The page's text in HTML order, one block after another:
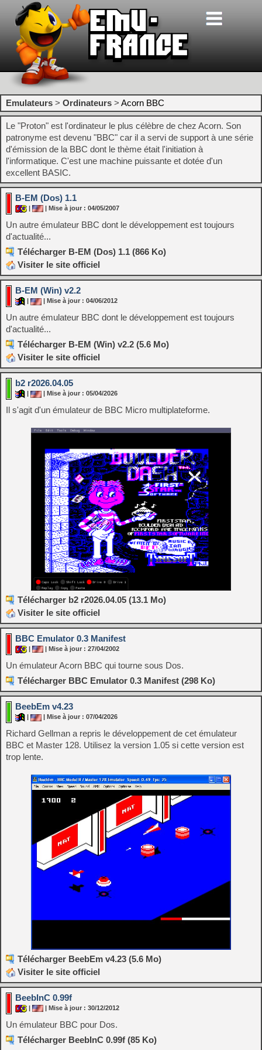
Emulateurs > Ordinateurs > Acorn BBC
Le "Proton" est l'ordinateur le plus célèbre de chez Acorn. Son
patronyme est devenu "BBC" car il a servi de support à une série
d'émission de la BBC dont le thème était l'initiation à
l'informatique. C'est une machine puissante et dotée d'un
excellent BASIC.
B-EM (Dos) 1.1
| | Mise à jour : 04/05/2007
Un autre émulateur BBC dont le développement est toujours
d'actualité...
Télécharger B-EM (Dos) 1.1 (866 Ko)
Visiter le site officiel
B-EM (Win) v2.2
| Mise à jour : 04/06/2012
Un autre émulateur BBC dont le développement est toujours
d'actualité...
Télécharger B-EM (Win) v2.2 (5.6 Mo)
Visiter le site officiel
b2 r2026.04.05
| Mise à jour : 05/04/2026
Il s'agit d'un émulateur de BBC Micro multiplateforme.
Télécharger b2 r2026.04.05 (13.1 Mo)
Visiter le site officiel
BBC Emulator 0.3 Manifest
| Mise à jour : 27/04/2002
Un émulateur Acorn BBC qui tourne sous Dos.
Télécharger BBC Emulator 0.3 Manifest (298 Ko)
BeebEm v4.23
| Mise à jour : 07/04/2026
Richard Gellman a repris le développement de cet émulateur
BBC et Master 128. Utilisez la version 1.05 si cette version est
trop lente.
Télécharger BeebEm v4.23 (5.6 Mo)
Visiter le site officiel
BeebInC 0.99f
| Mise à jour : 30/12/2012
Un émulateur BBC pour Dos.
Télécharger BeebInC 0.99f (85 Ko)